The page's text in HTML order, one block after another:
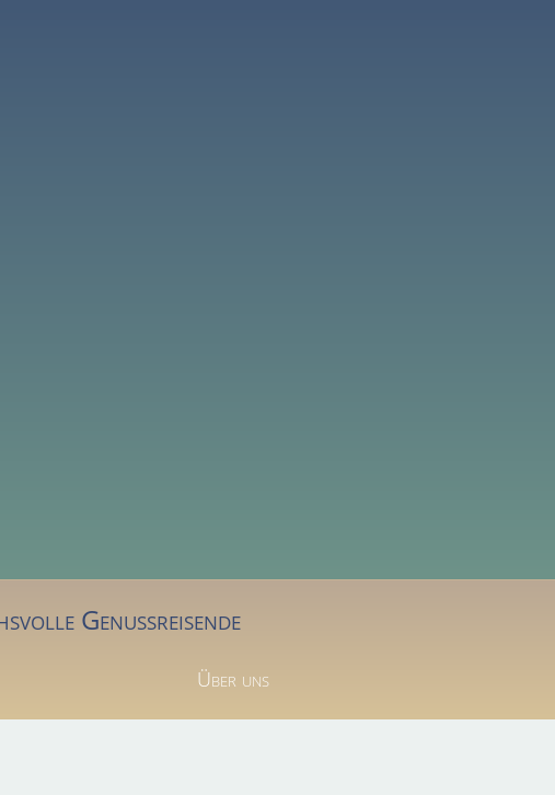
Genussreisende
Über uns